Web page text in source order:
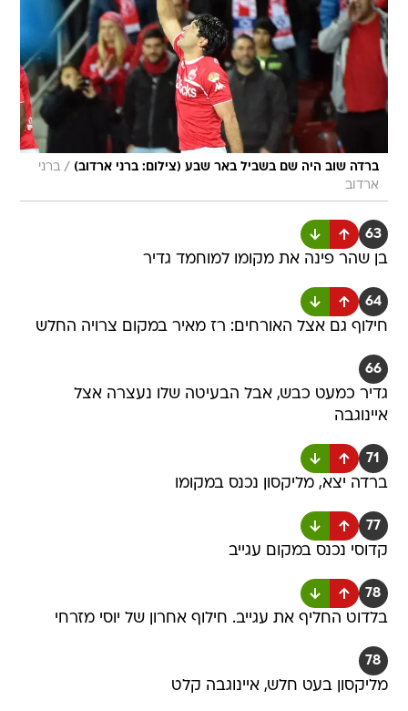
ברדה שוב היה שם בשביל באר שבע (צילום: ברני ארדוב) / ברני
ארדוב
63
בן שהר פינה את מקומו למוחמד גדיר
64
חילוף גם אצל האורחים: רז מאיר במקום צרויה החלש
66
גדיר כמעט כבש, אבל הבעיטה שלו נעצרה אצל
איינוגבה
71
ברדה יצא, מליקסון נכנס במקומו
77
קדוסי נכנס במקום עגייב
78
בלדוט החליף את עגייב. חילוף אחרון של יוסי מזרחי
78
מליקסון בעט חלש, איינוגבה קלט